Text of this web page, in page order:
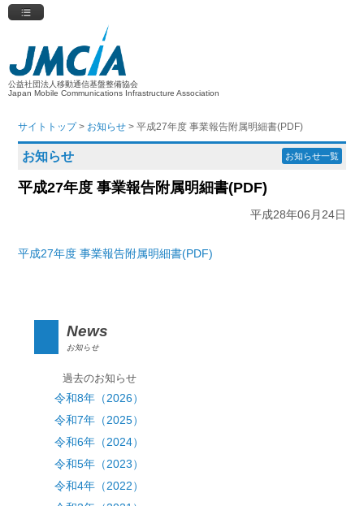
公益社団法人移動通信基盤整備協会
Japan Mobile Communications Infrastructure Association
サイトトップ> お知らせ > 平成27年度 事業報告附属明細書(PDF)
お知らせ お知らせ一覧
平成27年度 事業報告附属明細書(PDF)
平成28年06月24日
平成27年度 事業報告附属明細書(PDF)
News
お知らせ
過去のお知らせ
令和8年（2026）
令和7年（2025）
令和6年（2024）
令和5年（2023）
令和4年（2022）